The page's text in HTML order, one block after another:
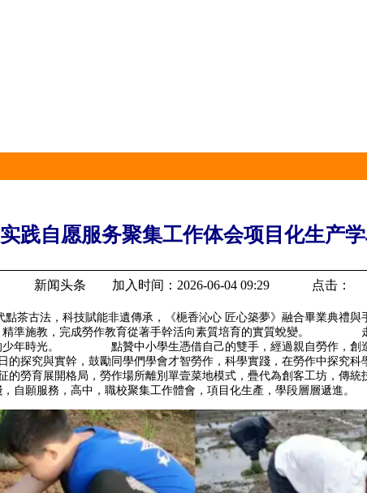
践自愿服务聚集工作体会项目化生产
新闻头条 加入时间：2026-06-04 09:29 点击：
茶古法，科技賦能非遺傳承，《梔香沁心 匠心築夢》融合畢業
精準施教，完成勞作教育從著手幹活向素質培育的實質蛻變。 走
少年時光。 點贊中小學生憑借自己的雙手，經過親自勞作，創造
與實幹，鼓勵同學們學會才智勞作，科學實踐，在勞作中探究科學
育展開格局，勞作場所離別單壹菜地模式，疊代為創客工坊，
自願服務，高中，職校聚集工作體會，項目化生產，學段層層遞進。